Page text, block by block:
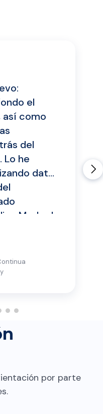
el
así como
del
Lo he
datos
Mode de
tomar
un
en el
lo
el
y conocer
ámbito.
más
por parte